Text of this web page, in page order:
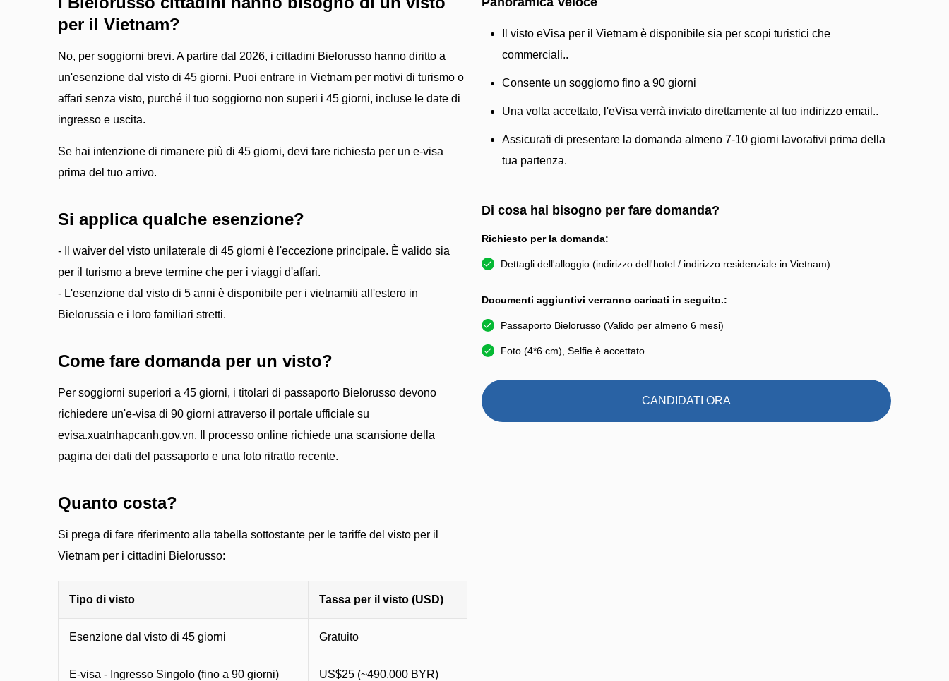
per il Vietnam?
No, per soggiorni brevi. A partire dal 2026, i cittadini Bielorusso hanno diritto a
un'esenzione dal visto di 45 giorni. Puoi entrare in Vietnam per motivi di turismo o
affari senza visto, purché il tuo soggiorno non superi i 45 giorni, incluse le date di
ingresso e uscita.
Se hai intenzione di rimanere più di 45 giorni, devi fare richiesta per un e-visa
prima del tuo arrivo.
Si applica qualche esenzione?
- Il waiver del visto unilaterale di 45 giorni è l'eccezione principale. È valido sia
per il turismo a breve termine che per i viaggi d'affari.
- L'esenzione dal visto di 5 anni è disponibile per i vietnamiti all'estero in
Bielorussia e i loro familiari stretti.
Come fare domanda per un visto?
Per soggiorni superiori a 45 giorni, i titolari di passaporto Bielorusso devono
richiedere un'e-visa di 90 giorni attraverso il portale ufficiale su
evisa.xuatnhapcanh.gov.vn. Il processo online richiede una scansione della
pagina dei dati del passaporto e una foto ritratto recente.
Quanto costa?
Si prega di fare riferimento alla tabella sottostante per le tariffe del visto per il
Vietnam per i cittadini Bielorusso:
Tipo di visto Tassa per il visto (USD)
Esenzione dal visto di 45 giorni Gratuito
E-visa - Ingresso Singolo (fino a 90 giorni) US$25 (~490.000 BYR)
Il visto eVisa per il Vietnam è disponibile sia per scopi turistici che
commerciali..
Consente un soggiorno fino a 90 giorni
Una volta accettato, l'eVisa verrà inviato direttamente al tuo indirizzo email..
Assicurati di presentare la domanda almeno 7-10 giorni lavorativi prima della
tua partenza.
Di cosa hai bisogno per fare domanda?
Richiesto per la domanda:
Dettagli dell'alloggio (indirizzo dell'hotel / indirizzo residenziale in Vietnam)
Documenti aggiuntivi verranno caricati in seguito.:
Passaporto Bielorusso (Valido per almeno 6 mesi)
Foto (4*6 cm), Selfie è accettato
CANDIDATI ORA